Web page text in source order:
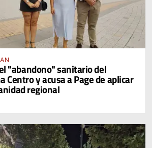
"abandono" sanitario del
Centro y acusa a Page de aplicar
regional